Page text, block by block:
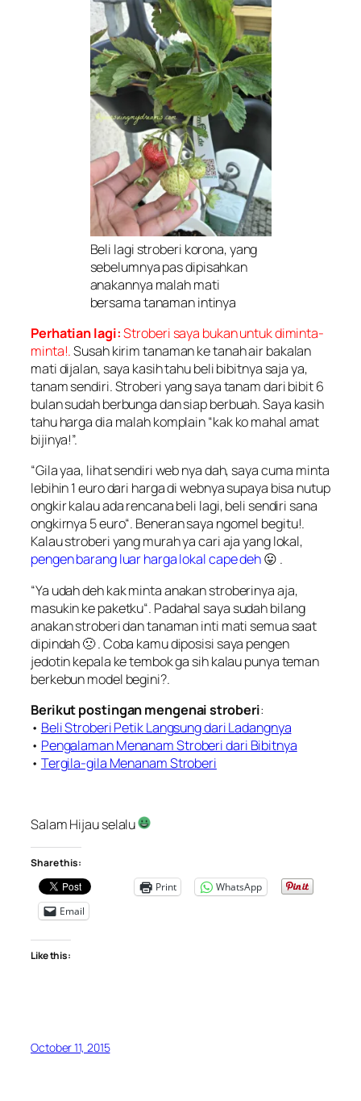
Beli lagi stroberi korona, yang
sebelumnya pas dipisahkan
anakannya malah mati
bersama tanaman intinya
Perhatian lagi:Stroberi saya bukan untuk diminta-
minta!.Susah kirim tanaman ke tanah air bakalan
mati dijalan, saya kasih tahu beli bibitnya saja ya,
tanam sendiri. Stroberi yang saya tanam dari bibit 6
bulan sudah berbunga dan siap berbuah. Saya kasih
tahu harga dia malah komplain “kak ko mahal amat
bijinya!”.
“Gila yaa, lihat sendiri web nya dah, saya cuma minta
lebihin 1 euro dari harga di webnya supaya bisa nutup
ongkir kalau ada rencana beli lagi, beli sendiri sana
ongkirnya 5 euro“. Beneran saya ngomel begitu!.
Kalau stroberi yang murah ya cari aja yang lokal,
pengen barang luar harga lokal cape deh😛 .
“Ya udah deh kak minta anakan stroberinya aja,
masukin ke paketku“. Padahal saya sudah bilang
anakan stroberi dan tanaman inti mati semua saat
dipindah 🙁 . Coba kamu diposisi saya pengen
jedotin kepala ke tembok ga sih kalau punya teman
berkebun model begini?.
Berikut postingan mengenai stroberi:
• Beli Stroberi Petik Langsung dari Ladangnya
• Pengalaman Menanam Stroberi dari Bibitnya
• Tergila-gila Menanam Stroberi
Salam Hijau selalu
Share this:
Print
WhatsApp
Email
Like this:
October 11, 2015